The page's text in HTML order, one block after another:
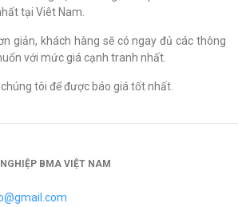
tại Viêt Nam.
giản, khách hàng sẽ có ngay đủ các thông
với mức giá cạnh tranh nhất.
tôi để được báo giá tốt nhất.
BMA VIỆT NAM